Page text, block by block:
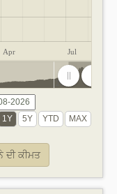
Apr Jul
2025
ਦੀ ਕੀਮਤ